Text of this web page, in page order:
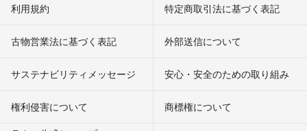
利用規約 特定商取引法に基づく表記
古物営業法に基づく表記 外部送信について
サステナビリティメッセージ 安心・安全のための取り組み
権利侵害について
商標権について